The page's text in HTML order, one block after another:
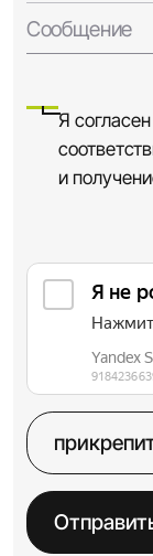
Сообщение
Я
и